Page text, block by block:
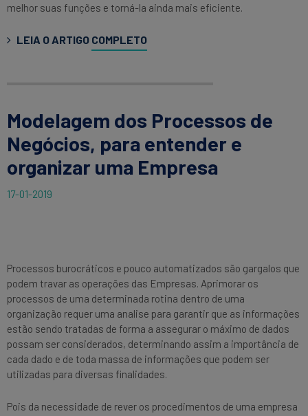
melhor suas funções e torná-la ainda mais eficiente.
LEIA O ARTIGO COMPLETO
Modelagem dos Processos de
Negócios, para entender e
organizar uma Empresa
17-01-2019
Processos burocráticos e pouco automatizados são gargalos que
podem travar as operações das Empresas. Aprimorar os
processos de uma determinada rotina dentro de uma
organização requer uma analise para garantir que as informações
estão sendo tratadas de forma a assegurar o máximo de dados
possam ser considerados, determinando assim a importância de
cada dado e de toda massa de informações que podem ser
utilizadas para diversas finalidades.
Pois da necessidade de rever os procedimentos de uma empresa